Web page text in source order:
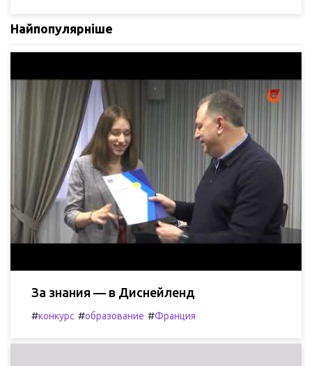
Найпопулярніше
За знания — в Диснейленд
#конкурс #образование #Франция